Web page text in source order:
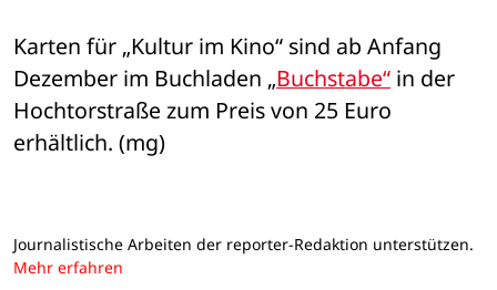
Karten für „Kultur im Kino“ sind ab Anfang
Dezember im Buchladen „Buchstabe“ in der
Hochtorstraße zum Preis von 25 Euro
erhältlich. (mg)
Journalistische Arbeiten der reporter-Redaktion unterstützen.
Mehr erfahren